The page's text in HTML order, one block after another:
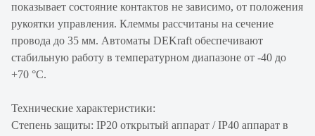
показывает состояние контактов не зависимо, от положения
рукоятки управления. Клеммы рассчитаны на сечение
провода до 35 мм. Автоматы DEKraft обеспечивают
стабильную работу в температурном диапазоне от -40 до
+70 °С.
Технические характеристики:
Степень защиты: IP20 открытый аппарат / IP40 аппарат в